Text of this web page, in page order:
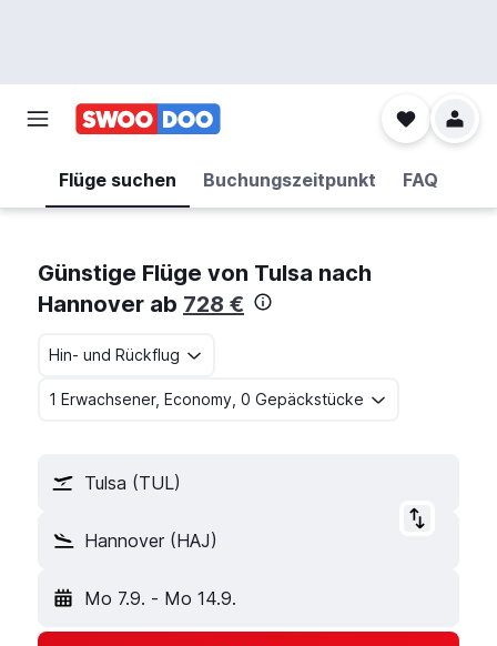
Flüge suchen Buchungszeitpunkt FAQ
Günstige Flüge von Tulsa nach
Hannover ab 728 €
Hin- und Rückflug
1 Erwachsener, Economy, 0 Gepäckstücke
Tulsa (TUL)
Hannover (HAJ)
Mo 7.9. - Mo 14.9.